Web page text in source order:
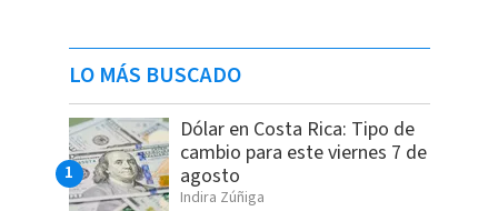
LO MÁS BUSCADO
Dólar en Costa Rica: Tipo de
cambio para este viernes 7 de
agosto
Indira Zúñiga